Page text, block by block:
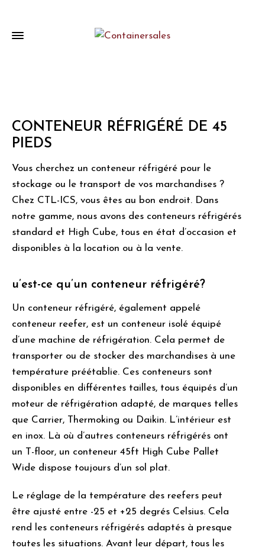
CONTENEUR RÉFRIGÉRÉ DE 45
PIEDS
Vous cherchez un conteneur réfrigéré pour le
stockage ou le transport de vos marchandises ?
Chez CTL-ICS, vous êtes au bon endroit. Dans
notre gamme, nous avons des conteneurs réfrigérés
standard et High Cube, tous en état d’occasion et
disponibles à la location ou à la vente.
u’est-ce qu’un conteneur réfrigéré?
Un conteneur réfrigéré, également appelé
conteneur reefer, est un conteneur isolé équipé
d’une machine de réfrigération. Cela permet de
transporter ou de stocker des marchandises à une
température préétablie. Ces conteneurs sont
disponibles en différentes tailles, tous équipés d’un
moteur de réfrigération adapté, de marques telles
que Carrier, Thermoking ou Daikin. L’intérieur est
en inox. Là où d’autres conteneurs réfrigérés ont
un T-floor, un conteneur 45ft High Cube Pallet
Wide dispose toujours d’un sol plat.
Le réglage de la température des reefers peut
être ajusté entre -25 et +25 degrés Celsius. Cela
rend les conteneurs réfrigérés adaptés à presque
toutes les situations. Avant leur départ, tous les